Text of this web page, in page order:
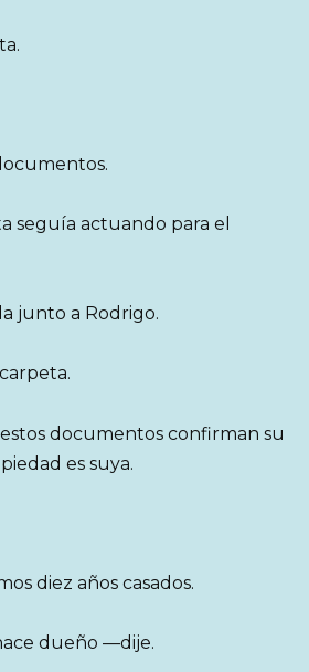
seguía actuando para el
junto a Rodrigo.
documentos confirman su
es suya.
diez años casados.
dueño —dije.